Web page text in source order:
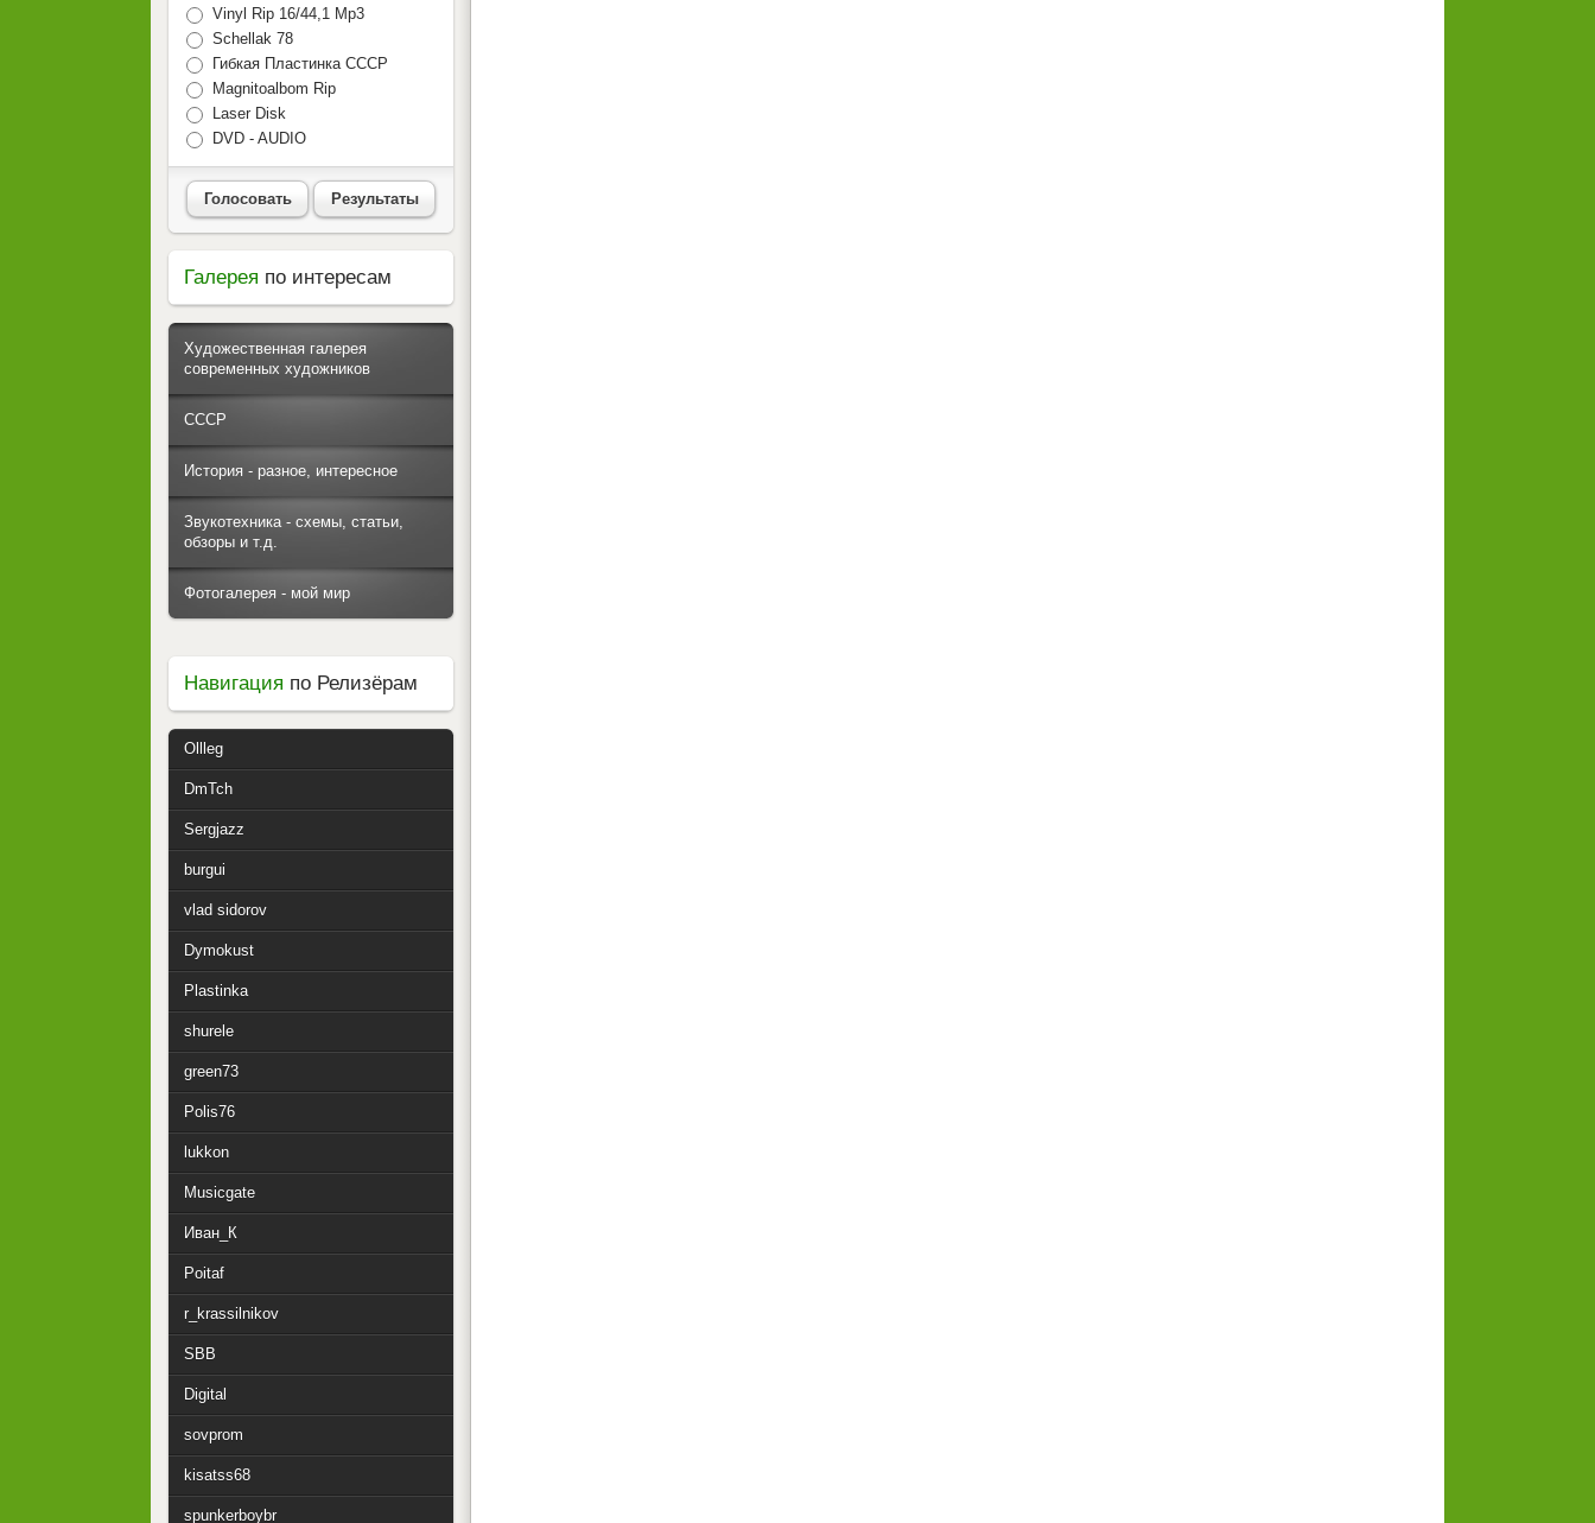
Vinyl Rip 16/44,1 Mp3
Schellak 78
Гибкая Пластинка СССР
Magnitoalbom Rip
Laser Disk
DVD - AUDIO
Голосовать Результаты
Галерея по интересам
Художественная галерея
современных художников
СССР
История - разное, интересное
Звукотехника - схемы, статьи,
обзоры и т.д.
Фотогалерея - мой мир
Навигация по Релизёрам
Ollleg
DmTch
Sergjazz
burgui
vlad sidorov
Dymokust
Plastinka
shurele
green73
Polis76
lukkon
Musicgate
Иван_К
Poitaf
r_krassilnikov
SBB
Digital
sovprom
kisatss68
spunkerboybr